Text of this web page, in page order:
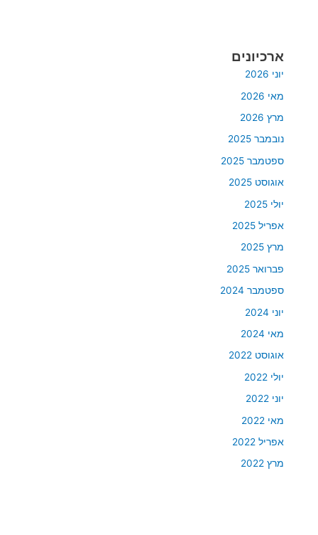
ארכיונים
יוני 2026
מאי 2026
מרץ 2026
נובמבר 2025
ספטמבר 2025
אוגוסט 2025
יולי 2025
אפריל 2025
מרץ 2025
פברואר 2025
ספטמבר 2024
יוני 2024
מאי 2024
אוגוסט 2022
יולי 2022
יוני 2022
מאי 2022
אפריל 2022
מרץ 2022